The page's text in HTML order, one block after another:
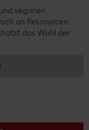
veganen
an Ressourcen.
das Wohl der